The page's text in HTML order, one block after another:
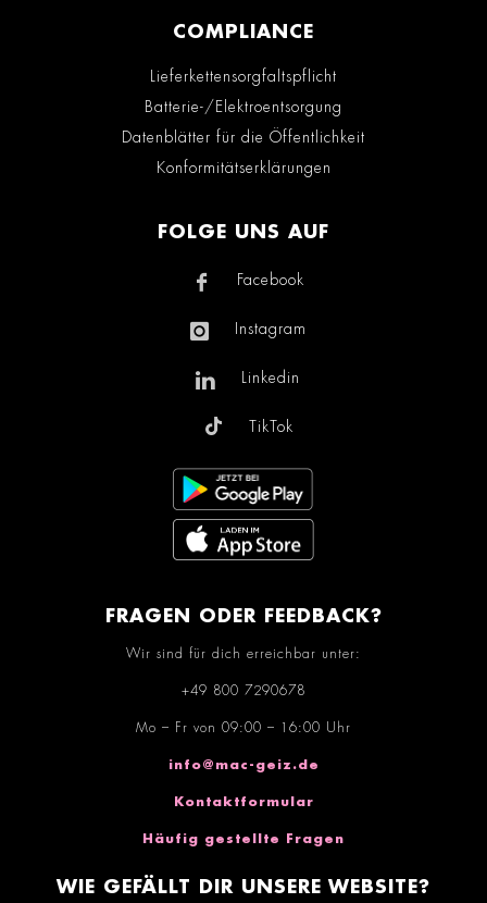
COMPLIANCE
Lieferkettensorgfaltspflicht
Batterie-/Elektroentsorgung
Datenblätter für die Öffentlichkeit
Konformitätserklärungen
FOLGE UNS AUF
Facebook
Instagram
Linkedin
TikTok
FRAGEN ODER FEEDBACK?
Wir sind für dich erreichbar unter:
+49 800 7290678
Mo – Fr von 09:00 – 16:00 Uhr
info@mac-geiz.de
Kontaktformular
Häufig gestellte Fragen
WIE GEFÄLLT DIR UNSERE WEBSITE?